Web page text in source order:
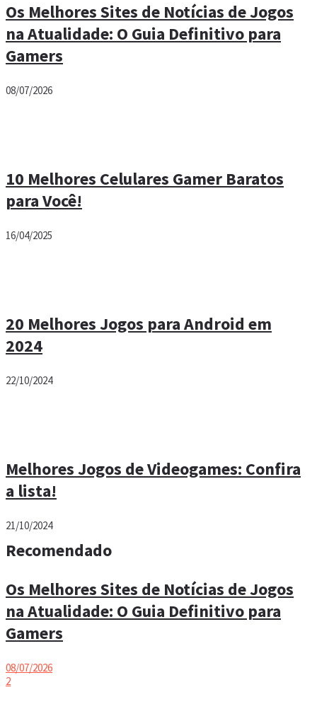
Os Melhores Sites de Notícias de Jogos
na Atualidade: O Guia Definitivo para
Gamers
08/07/2026
10 Melhores Celulares Gamer Baratos
para Você!
16/04/2025
20 Melhores Jogos para Android em
2024
22/10/2024
Melhores Jogos de Videogames: Confira
a lista!
21/10/2024
Recomendado
Os Melhores Sites de Notícias de Jogos
na Atualidade: O Guia Definitivo para
Gamers
08/07/2026
2